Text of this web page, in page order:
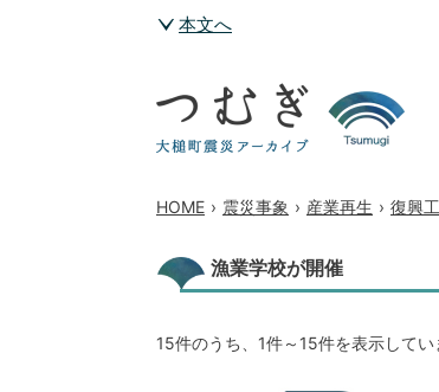
本文へ
HOME › 震災事象 › 産業再生 › 復興
漁業学校が開催
15件のうち、1件～15件を表示してい